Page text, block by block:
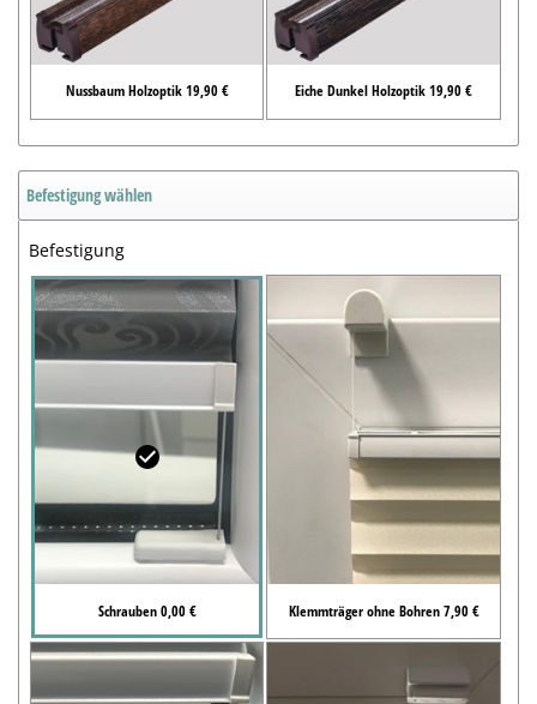
Nussbaum Holzoptik 19,90 € Eiche Dunkel Holzoptik 19,90 €
Befestigung wählen
Befestigung
Schrauben 0,00 € Klemmträger ohne Bohren 7,90 €